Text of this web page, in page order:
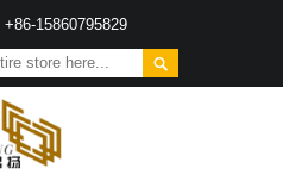
+86-15860795829
